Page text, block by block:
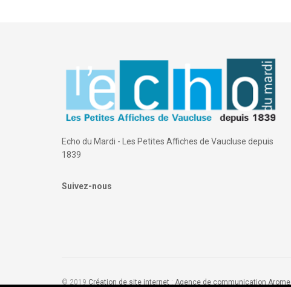
Echo du Mardi - Les Petites Affiches de Vaucluse depuis
1839
Suivez-nous
© 2019 Création de site internet : Agence de communication Arome